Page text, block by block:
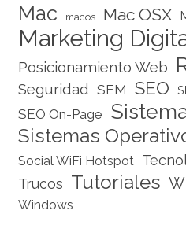
Mac macos Mac OSX
Marketing
Posicionamiento Web
Seguridad SEM SEO
SEO On-Page
Sistemas
Social WiFi Hotspot
Trucos Tutoriales
Windows